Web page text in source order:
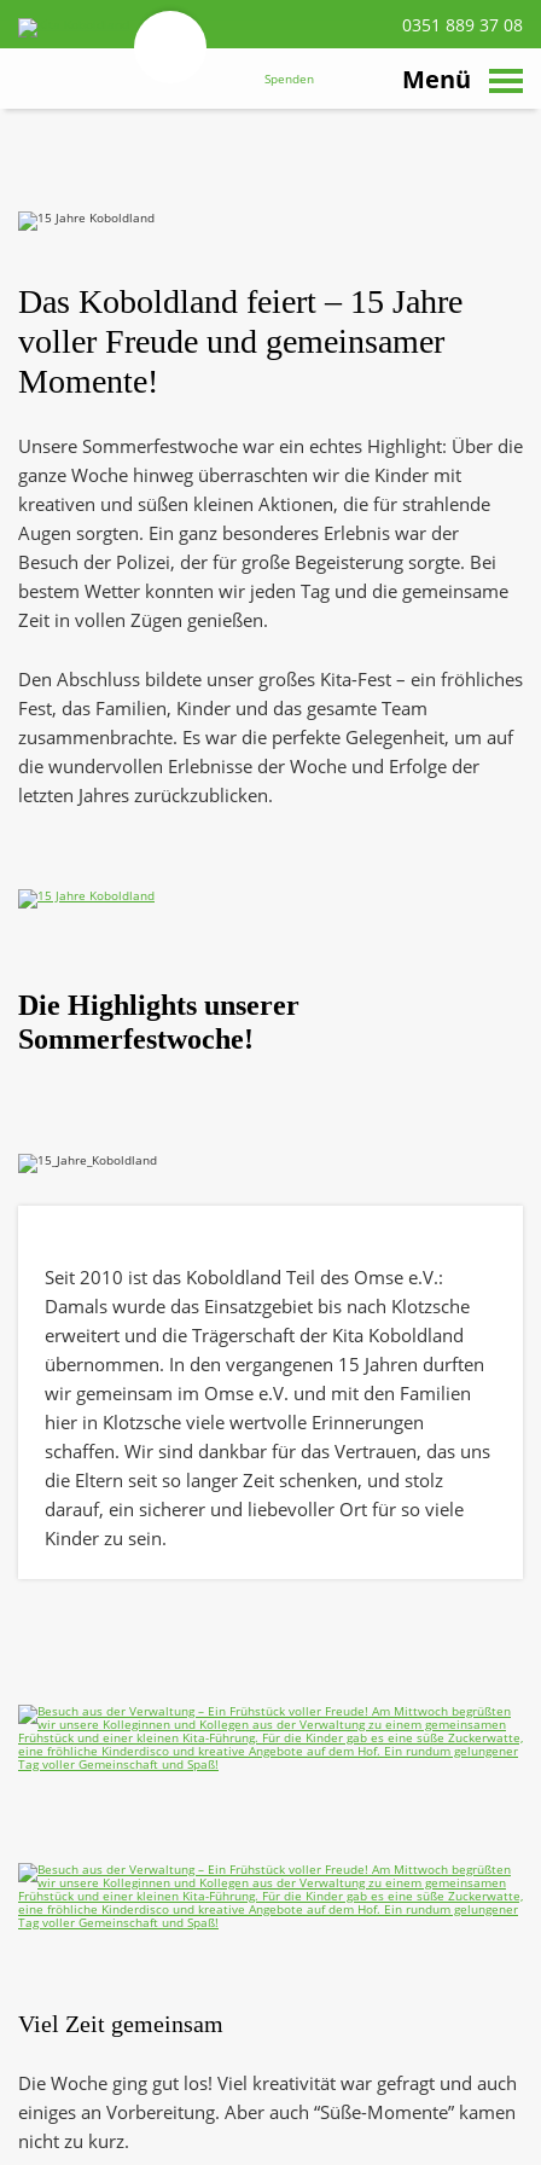
Zum
suchen 0351 889 37 08
Spenden Menü
Das Koboldland feiert – 15 Jahre
voller Freude und gemeinsamer
Momente!
Unsere Sommerfestwoche war ein echtes Highlight: Über die
ganze Woche hinweg überraschten wir die Kinder mit
kreativen und süßen kleinen Aktionen, die für strahlende
Augen sorgten. Ein ganz besonderes Erlebnis war der
Besuch der Polizei, der für große Begeisterung sorgte. Bei
bestem Wetter konnten wir jeden Tag und die gemeinsame
Zeit in vollen Zügen genießen.
Den Abschluss bildete unser großes Kita-Fest – ein fröhliches
Fest, das Familien, Kinder und das gesamte Team
zusammenbrachte. Es war die perfekte Gelegenheit, um auf
die wundervollen Erlebnisse der Woche und Erfolge der
letzten Jahres zurückzublicken.
Die Highlights unserer
Sommerfestwoche!
Seit 2010 ist das Koboldland Teil des Omse e.V.:
Damals wurde das Einsatzgebiet bis nach Klotzsche
erweitert und die Trägerschaft der Kita Koboldland
übernommen. In den vergangenen 15 Jahren durften
wir gemeinsam im Omse e.V. und mit den Familien
hier in Klotzsche viele wertvolle Erinnerungen
schaffen. Wir sind dankbar für das Vertrauen, das uns
die Eltern seit so langer Zeit schenken, und stolz
darauf, ein sicherer und liebevoller Ort für so viele
Kinder zu sein.
Viel Zeit gemeinsam
Die Woche ging gut los! Viel kreativität war gefragt und auch
einiges an Vorbereitung. Aber auch “Süße-Momente” kamen
nicht zu kurz.